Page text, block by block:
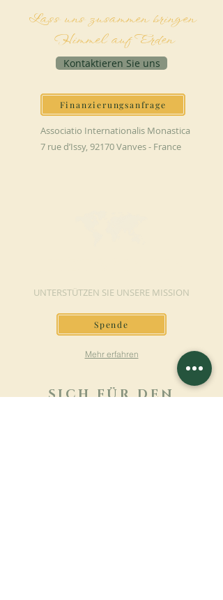
Lass uns zusammen bringen
Himmel auf Erden
Kontaktieren Sie uns
Finanzierungsanfrage
Associatio Internationalis Monastica
7 rue d’Issy, 92170 Vanves - France
UNTERSTÜTZEN SIE UNSERE MISSION
Spende
Mehr erfahren
SICH FÜR DEN